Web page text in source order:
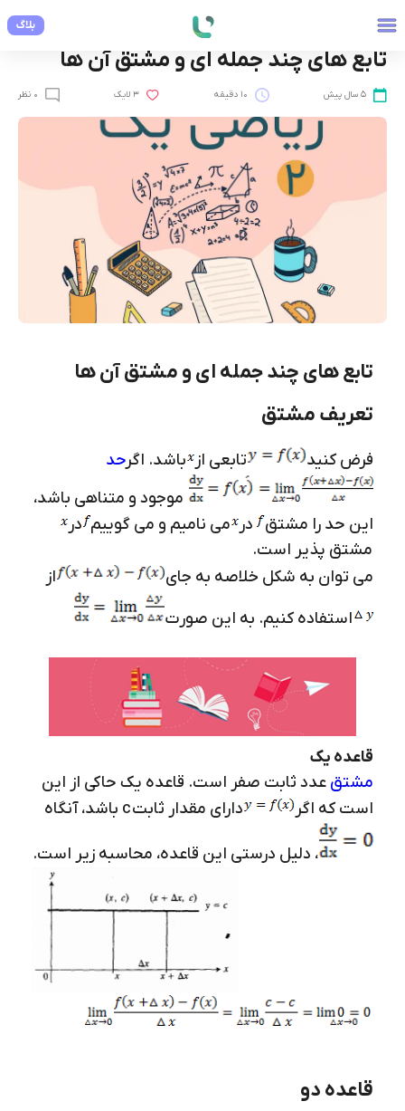
بلاگ فنی و مهندسی
تابع های چند جمله ای و مشتق آن ها
5 سال پیش 10 دقیقه 3 لایک 0 نظر
تابع های چند جمله ای و مشتق آن ها
تعریف مشتق
فرض کنید تابعی از باشد. اگرحد
موجود و متناهی باشد،
این حد را مشتق
در می نامیم و می گوییم در
مشتق پذیر است.
می توان به شکل خلاصه به جای
از
استفاده کنیم. به این صورت
قاعده یک
مشتق عدد ثابت صفر است. قاعده یک حاکی از این
است که اگر
دارای مقدار ثابتc باشد، آنگاه
، دلیل درستی این قاعده، محاسبه زیر است.
قاعده دو